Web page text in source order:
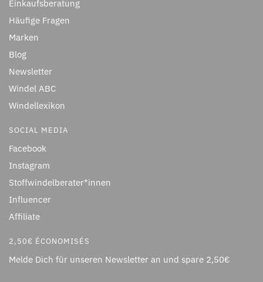
Einkaufsberatung
Häufige Fragen
Marken
Blog
Newsletter
Windel ABC
Windellexikon
SOCIAL MEDIA
Facebook
Instagram
Stoffwindelberater*innen
Influencer
Affiliate
2,50€ ÉCONOMISÉS
Melde Dich für unseren Newsletter an und spare 2,50€